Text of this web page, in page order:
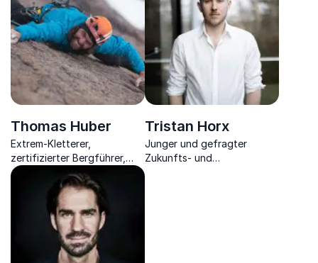
und erklärt diese
Thomas Huber
Extrem-Kletterer,
zertifizierter Bergführer,
bayrischer Filmpreisträger,
Tristan Horx
Junger und gefragter
Zukunfts- und